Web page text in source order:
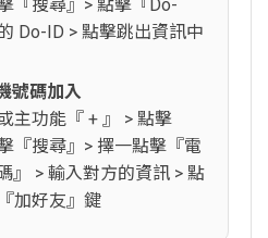
『搜尋』> 點擊『Do-
Do-ID > 點擊跳出資訊中
號碼加入
主功能『 + 』 > 點擊
『搜尋』> 擇一點擊『電
』 > 輸入對方的資訊 > 點
加好友』鍵